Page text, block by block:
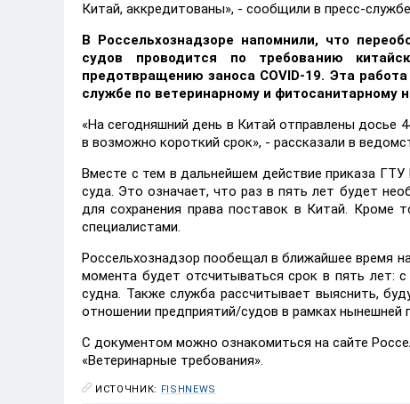
Китай, аккредитованы», - сообщили в пресс-
В Россельхознадзоре напомнили, что
судов проводится по требованию
предотвращению заноса COVID-19. Эта
службе по ветеринарному и фитосанитарному
«На сегодняшний день в Китай отправлены досье
в возможно короткий срок», - рассказали в
Вместе с тем в дальнейшем действие приказа
суда. Это означает, что раз в пять лет будет
для сохранения права поставок в Китай. Кроме
специалистами.
Россельхознадзор пообещал в ближайшее время
момента будет отсчитываться срок в пять лет:
судна. Также служба рассчитывает выяснить,
отношении предприятий/судов в рамках нынешней
С документом можно ознакомиться на сайте
«Ветеринарные требования».
ИСТОЧНИК: FISHNEWS